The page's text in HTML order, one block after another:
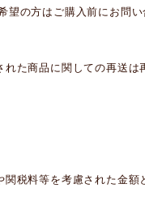
の方はご購入前にお問
た商品に関しての再送
税料等を考慮された金額